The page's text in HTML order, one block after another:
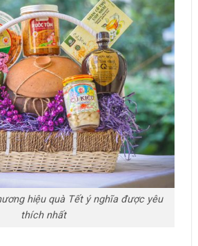
hiệu quà Tết ý nghĩa được yêu
thích nhất